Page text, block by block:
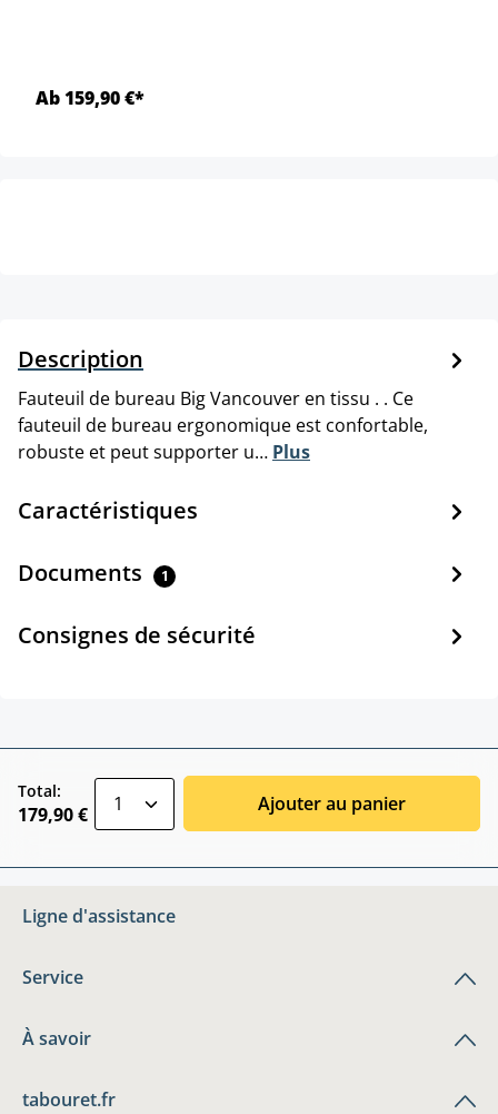
Ab 159,90 €*
Description
Fauteuil de bureau Big Vancouver en tissu . . Ce
fauteuil de bureau ergonomique est confortable,
robuste et peut supporter u… Plus
Caractéristiques
Documents 1
Consignes de sécurité
Total:
179,90 € Ajouter au panier
Ligne d'assistance
Service
À savoir
tabouret.fr